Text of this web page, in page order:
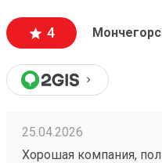
4
25.04.2026
Хорошая компания,